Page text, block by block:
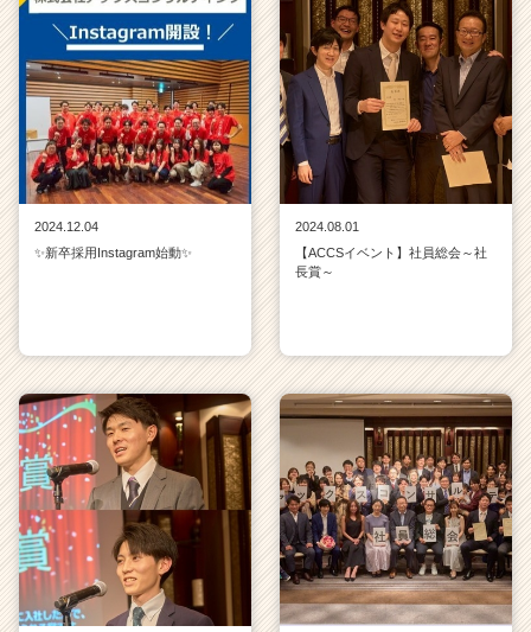
2024.12.04
✨新卒採用Instagram始動✨
2024.08.01
【ACCSイベント】社員総会～社
長賞～